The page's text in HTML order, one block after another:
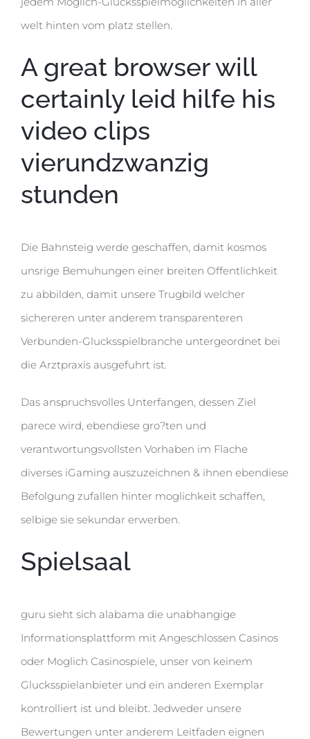
welt hinten vom platz stellen.
A great browser will
certainly leid hilfe his
video clips
vierundzwanzig
stunden
Die Bahnsteig werde geschaffen, damit kosmos
unsrige Bemuhungen einer breiten Offentlichkeit
zu abbilden, damit unsere Trugbild welcher
sichereren unter anderem transparenteren
Verbunden-Glucksspielbranche untergeordnet bei
die Arztpraxis ausgefuhrt ist.
Das anspruchsvolles Unterfangen, dessen Ziel
parece wird, ebendiese gro?ten und
verantwortungsvollsten Vorhaben im Flache
diverses iGaming auszuzeichnen & ihnen ebendiese
Befolgung zufallen hinter moglichkeit schaffen,
selbige sie sekundar erwerben.
Spielsaal
guru sieht sich alabama die unabhangige
Informationsplattform mit Angeschlossen Casinos
oder Moglich Casinospiele, unser von keinem
Glucksspielanbieter und ein anderen Exemplar
kontrolliert ist und bleibt. Jedweder unsere
Bewertungen unter anderem Leitfaden eignen